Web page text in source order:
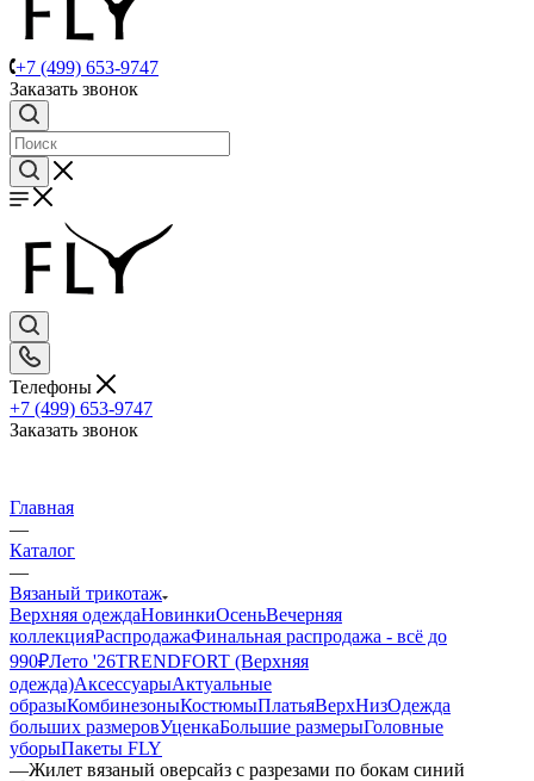
+7 (499) 653-9747
Заказать звонок
Телефоны
+7 (499) 653-9747
Заказать звонок
Главная
—
Каталог
—
Вязаный трикотаж
Верхняя одеждаНовинкиОсеньВечерняя
коллекцияРаспродажаФинальная распродажа - всё до
990₽Лето '26TRENDFORT (Верхняя
одежда)АксессуарыАктуальные
образыКомбинезоныКостюмыПлатьяВерхНизОдежда
больших размеровУценкаБольшие размерыГоловные
уборыПакеты FLY
—Жилет вязаный оверсайз с разрезами по бокам синий